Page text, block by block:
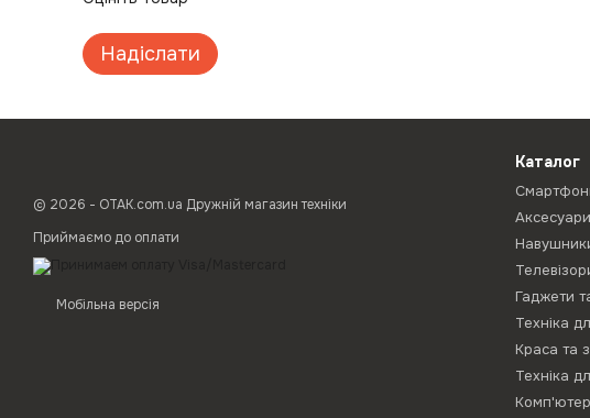
Надіслати
© 2026 - ОТАК.com.ua Дружній магазин техніки
Приймаємо до оплати
Мобільна версія
Каталог
Гаджети
Техніка
Краса та
Техніка